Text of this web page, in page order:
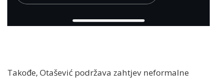
Takođe, Otašević podržava zahtjev neformalne